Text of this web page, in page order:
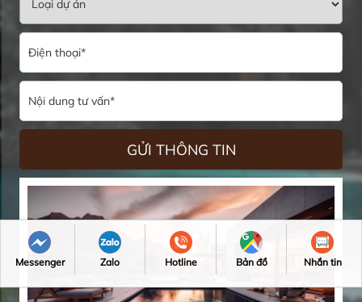
Messenger Zalo Hotline Bản đồ Nhắn tin